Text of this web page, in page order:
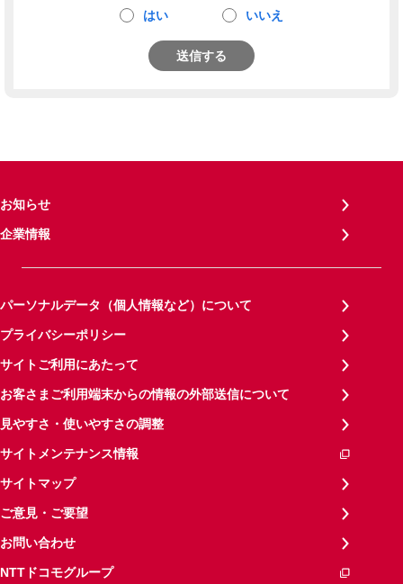
はい いいえ
送信する
お知らせ
企業情報
パーソナルデータ（個人情報など）について
プライバシーポリシー
サイトご利用にあたって
お客さまご利用端末からの情報の外部送信について
見やすさ・使いやすさの調整
サイトメンテナンス情報
サイトマップ
ご意見・ご要望
お問い合わせ
NTTドコモグループ